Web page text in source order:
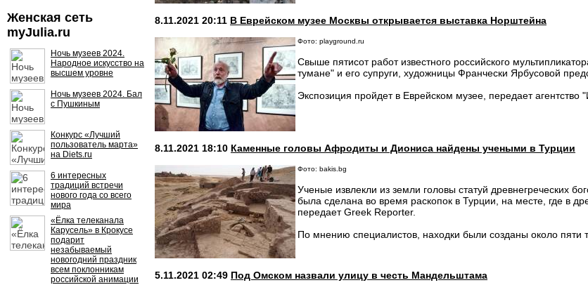
Женская сеть
myJulia.ru
Ночь музеев 2024.
Народное искусство на
высшем уровне
Ночь музеев 2024. Бал
с Пушкиным
Конкурс «Лучший
пользователь марта»
на Diets.ru
6 интересных
традиций встречи
нового года со всего
мира
«Ёлка телеканала
Карусель» в Крокусе
подарит
незабываемый
новогодний праздник
всем поклонникам
российской анимации
8.11.2021 20:11 В Еврейском музее Москвы открывается выставка Норштейна
Фото: playground.ru
Свыше пятисот работ известного российского
тумане" и его супруги, художницы Франчески Ярбусовой
Экспозиция пройдет в Еврейском музее, передает агентство
8.11.2021 18:10 Каменные головы Афродиты и Диониса найдены учеными в Турции
Фото: bakis.bg
Ученые извлекли из земли головы статуй древнегреческих
была сделана во время раскопок в Турции, на месте, где в
передает Greek Reporter.
По мнению специалистов, находки были созданы около пяти
5.11.2021 02:49 Под Омском назвали улицу в честь Мандельштама